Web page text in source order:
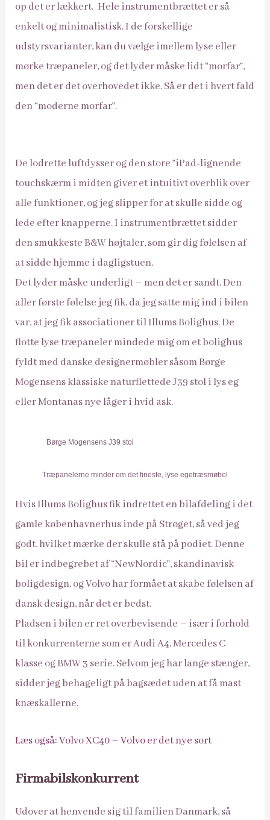
op det er lækkert. Hele instrumentbrættet er så
enkelt og minimalistisk. I de forskellige
udstyrsvarianter, kan du vælge imellem lyse eller
mørke træpaneler, og det lyder måske lidt “morfar”,
men det er det overhovedet ikke. Så er det i hvert fald
den “moderne morfar”.
De lodrette luftdysser og den store ”iPad-lignende
touchskærm i midten giver et intuitivt overblik over
alle funktioner, og jeg slipper for at skulle sidde og
lede efter knapperne. I instrumentbrættet sidder
den smukkeste B&W højtaler, som gir dig følelsen af
at sidde hjemme i dagligstuen.
Det lyder måske underligt – men det er sandt. Den
aller første følelse jeg fik, da jeg satte mig ind i bilen
var, at jeg fik associationer til Illums Bolighus. De
flotte lyse træpaneler mindede mig om et bolighus
fyldt med danske designermøbler såsom Børge
Mogensens klassiske naturflettede J39 stol i lys eg
eller Montanas nye låger i hvid ask.
Børge Mogensens J39 stol
Træpanelerne minder om det fineste, lyse egetræsmøbel
Hvis Illums Bolighus fik indrettet en bilafdeling i det
gamle københavnerhus inde på Strøget, så ved jeg
godt, hvilket mærke der skulle stå på podiet. Denne
bil er indbegrebet af “NewNordic”, skandinavisk
boligdesign, og Volvo har formået at skabe følelsen af
dansk design, når det er bedst.
Pladsen i bilen er ret overbevisende – især i forhold
til konkurrenterne som er Audi A4, Mercedes C
klasse og BMW 3 serie. Selvom jeg har lange stænger,
sidder jeg behageligt på bagsædet uden at få mast
knæskallerne.
Læs også: Volvo XC40 – Volvo er det nye sort
Firmabilskonkurrent
Udover at henvende sig til familien Danmark, så